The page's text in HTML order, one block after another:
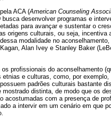
ACA (American Counseling
busca desenvolver programas e
para avançar e sustentar o
origens culturais, ou seja, incentiva
modalidade no
Alan Ivey e Stanley Baker
profissionais do aconselhamento
e culturas, como, por
padrões culturais bastante
distinta, de modo que os
acostumadas com a presença de
a intervir em um cenário em que